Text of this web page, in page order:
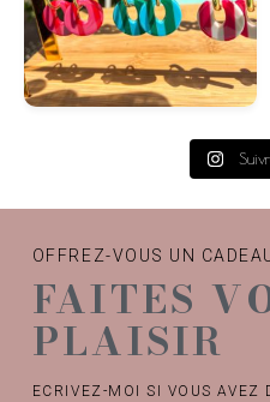
OFFREZ-VOUS UN
FAITES
PLAISIR
ECRIVEZ-MOI SI VOUS AVEZ